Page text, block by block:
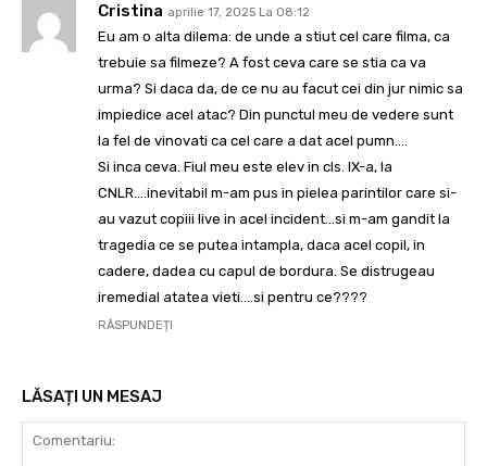
Cristina aprilie 17, 2025 La 08:12
Eu am o alta dilema: de unde a stiut cel care filma, ca
trebuie sa filmeze? A fost ceva care se stia ca va
urma? Si daca da, de ce nu au facut cei din jur nimic sa
impiedice acel atac? Din punctul meu de vedere sunt
la fel de vinovati ca cel care a dat acel pumn….
Si inca ceva. Fiul meu este elev in cls. IX-a, la
CNLR….inevitabil m-am pus in pielea parintilor care si-
au vazut copiii live in acel incident…si m-am gandit la
tragedia ce se putea intampla, daca acel copil, in
cadere, dadea cu capul de bordura. Se distrugeau
iremedial atatea vieti….si pentru ce????
RĂSPUNDEȚI
LĂSAȚI UN MESAJ